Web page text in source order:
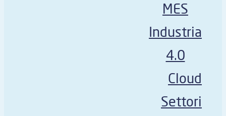
MES
Industria
4.0
Cloud
Settori